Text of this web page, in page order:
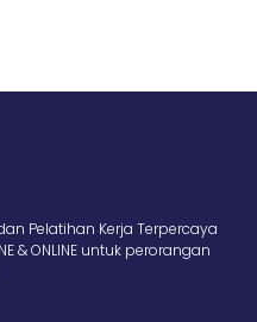
Pelatihan Kerja Terpercaya
& ONLINE untuk perorangan